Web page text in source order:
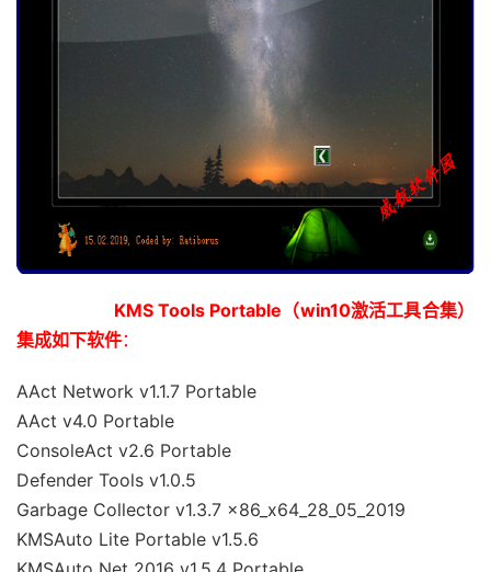
KMS Tools Portable（win10激活工具合集）
集成如下软件：
AAct Network v1.1.7 Portable
AAct v4.0 Portable
ConsoleAct v2.6 Portable
Defender Tools v1.0.5
Garbage Collector v1.3.7 x86_x64_28_05_2019
KMSAuto Lite Portable v1.5.6